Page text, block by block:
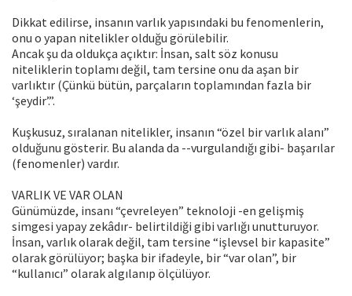
Dikkat edilirse, insanın varlık yapısındaki bu fenomenlerin,
onu o yapan nitelikler olduğu görülebilir.
Ancak şu da oldukça açıktır: İnsan, salt söz konusu
niteliklerin toplamı değil, tam tersine onu da aşan bir
varlıktır (Çünkü bütün, parçaların toplamından fazla bir
‘şeydir’.”.
Kuşkusuz, sıralanan nitelikler, insanın “özel bir varlık alanı”
olduğunu gösterir. Bu alanda da --vurgulandığı gibi- başarılar
(fenomenler) vardır.
VARLIK VE VAR OLAN
Günümüzde, insanı “çevreleyen” teknoloji -en gelişmiş
simgesi yapay zekâdır- belirtildiği gibi varlığı unutturuyor.
İnsan, varlık olarak değil, tam tersine “işlevsel bir kapasite”
olarak görülüyor; başka bir ifadeyle, bir “var olan”, bir
“kullanıcı” olarak algılanıp ölçülüyor.